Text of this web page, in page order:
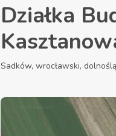
Działka
Sadków, wrocławski,